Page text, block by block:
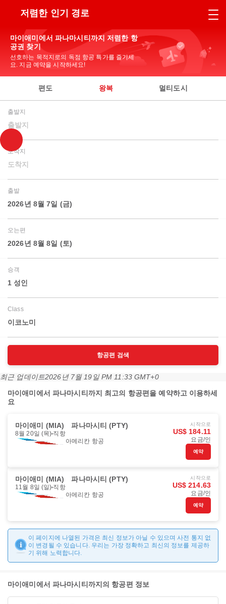
저렴한 인기 경로
마이애미에서 파나마시티까지 저렴한 항
공권 찾기
선호하는 목적지로의 독점 항공 특가를 즐기세
요. 지금 예약을 시작하세요!
편도 왕복 멀티도시
출발지
출발지
도착지
도착지
출발
2026년 8월 7일 (금)
오는편
2026년 8월 8일 (토)
승객
1 성인
Class
이코노미
항공편 검색
최근 업데이트2026년 7월 19일 PM 11:33 GMT+0
마이애미에서 파나마시티까지 최고의 항공편을 예약하고 이용하세
요
마이애미 (MIA) 파나마시티 (PTY)
8월 20일 (목) 직항
아메리칸 항공
시작으로
US$ 184.11
요금/인
예약
마이애미 (MIA) 파나마시티 (PTY)
11월 8일 (일) 직항
아메리칸 항공
시작으로
US$ 214.63
요금/인
예약
이 페이지에 나열된 가격은 최신 정보가 아닐 수 있으며 사전 통지 없
이 변경될 수 있습니다. 우리는 가장 정확하고 최신의 정보를 제공하
기 위해 노력합니다.
마이애미에서 파나마시티까지의 항공편 정보